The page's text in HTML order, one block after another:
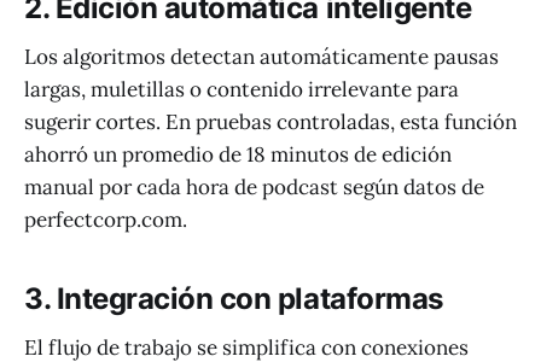
2. Edición automática inteligente
Los algoritmos detectan automáticamente pausas
largas, muletillas o contenido irrelevante para
sugerir cortes. En pruebas controladas, esta función
ahorró un promedio de 18 minutos de edición
manual por cada hora de podcast según datos de
perfectcorp.com.
3. Integración con plataformas
El flujo de trabajo se simplifica con conexiones